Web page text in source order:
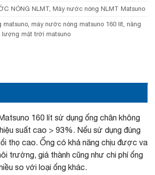
NÓNG NLMT, Máy nước nóng NLMT Matsuno
matsuno, máy nước nóng matsuno 160 lít, năng
lượng mặt trời matsuno
160 lít sử dụng ống chân không
suất cao > 93%. Nếu sử dụng đúng
thọ cao. Ống có khả năng chịu được va
trường, giá thành cũng như chi phí ống
so với loại ống khác.